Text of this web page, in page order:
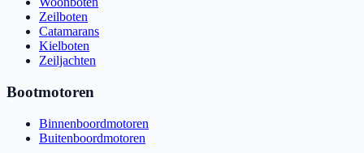
Zeilboten
Catamarans
Kielboten
Zeiljachten
Bootmotoren
Binnenboordmotoren
Buitenboordmotoren